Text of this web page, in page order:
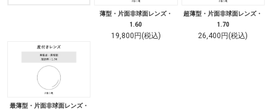
薄型・片面非球面レンズ・
1.60
19,800円(税込)
超薄型・片面非球面レンズ・
1.70
26,400円(税込)
最薄型・片面非球面レンズ・